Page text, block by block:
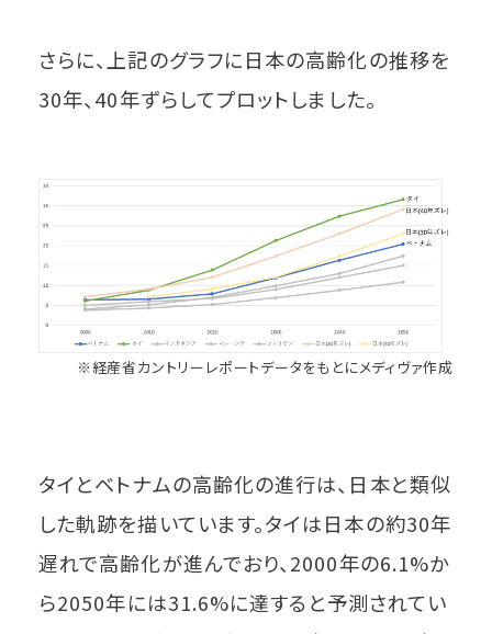
さらに、上記のグラフに日本の高齢化の推移を
30年、40年ずらしてプロットしました。
※経産省カントリーレポートデータをもとにメディヴァ作成
タイとベトナムの高齢化の進行は、日本と類似
した軌跡を描いています。タイは日本の約30年
遅れで高齢化が進んでおり、2000年の6.1%か
ら2050年には31.6%に達すると予測されてい